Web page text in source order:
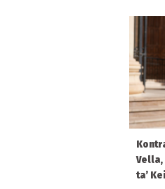
ta’